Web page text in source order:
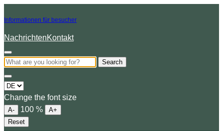
Informationen für besucher
NachrichtenKontakt
Search
Choose
a
language
Change the font size
A- 100 %
A+
Reset